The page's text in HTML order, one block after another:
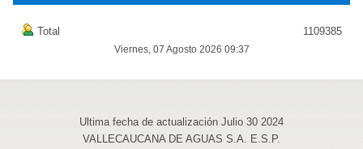
Total 1109385
Viernes, 07 Agosto 2026 09:37
Ultima fecha de actualización Julio 30 2024
VALLECAUCANA DE AGUAS S.A. E.S.P.